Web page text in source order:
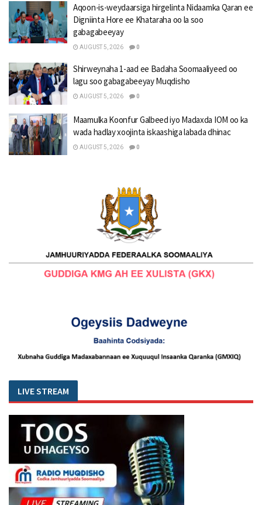
Aqoon-is-weydaarsiga hirgelinta Nidaamka Qaran ee
Digniinta Hore ee Khataraha oo la soo
gabagabeeyay
AUGUST 5, 2026 0
Shirweynaha 1-aad ee Badaha Soomaaliyeed oo
lagu soo gabagabeeyay Muqdisho
AUGUST 5, 2026 0
Maamulka Koonfur Galbeed iyo Madaxda IOM oo ka
wada hadlay xoojinta iskaashiga labada dhinac
AUGUST 5, 2026 0
LIVE STREAM